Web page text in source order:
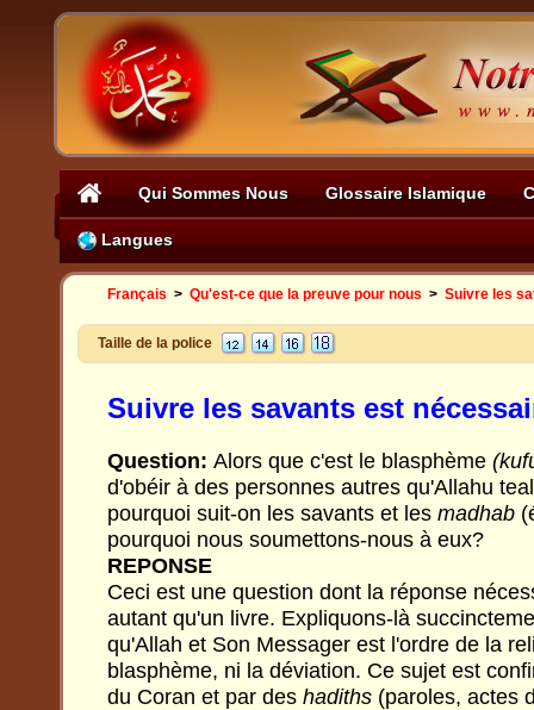
Qui Sommes Nous Glossaire Islamique
Langues
Français > Qu'est-ce que la preuve pour nous > Suivre les
Taille de la police
Suivre les savants est
Question: Alors que c'est le blasphème
d'obéir à des personnes autres qu'Allahu
pourquoi suit-on les savants et les madhab
pourquoi nous soumettons-nous à eux?
REPONSE
Ceci est une question dont la réponse
autant qu'un livre. Expliquons-là
qu'Allah et Son Messager est l'ordre de la
blasphème, ni la déviation. Ce sujet est
du Coran et par des hadiths (paroles, actes